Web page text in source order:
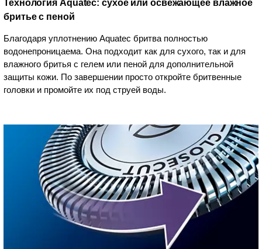
Технология Aquatec: сухое или освежающее влажное
бритье с пеной
Благодаря уплотнению Aquatec бритва полностью
водонепроницаема. Она подходит как для сухого, так и для
влажного бритья с гелем или пеной для дополнительной
защиты кожи. По завершении просто откройте бритвенные
головки и промойте их под струей воды.